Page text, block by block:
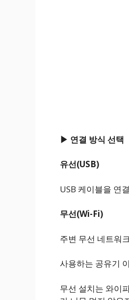
▶ 연결 방식 선택
유선(USB)
USB 케이블을 연
무선(Wi-Fi)
주변 무선 네트워
사용하는 공유기
무선 설치는 와이